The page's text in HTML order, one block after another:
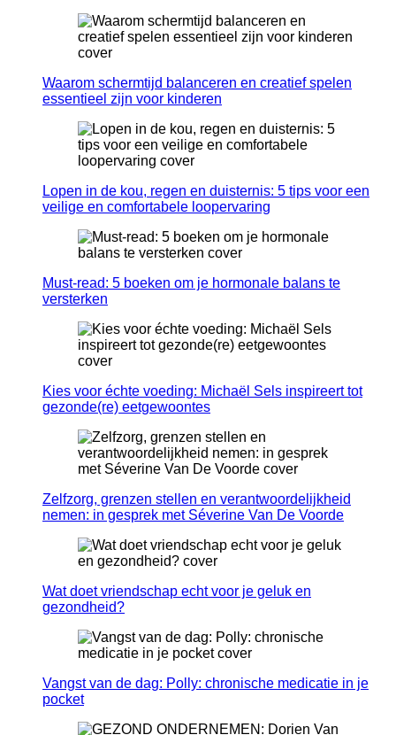
Waarom schermtijd balanceren en creatief spelen
essentieel zijn voor kinderen
Lopen in de kou, regen en duisternis: 5 tips voor een
veilige en comfortabele loopervaring
Must-read: 5 boeken om je hormonale balans te
versterken
Kies voor échte voeding: Michaël Sels inspireert tot
gezonde(re) eetgewoontes
Zelfzorg, grenzen stellen en verantwoordelijkheid
nemen: in gesprek met Séverine Van De Voorde
Wat doet vriendschap echt voor je geluk en
gezondheid?
Vangst van de dag: Polly: chronische medicatie in je
pocket